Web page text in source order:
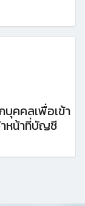
บุคคลเพื่อเข้า
าหน้าที่บัญชี